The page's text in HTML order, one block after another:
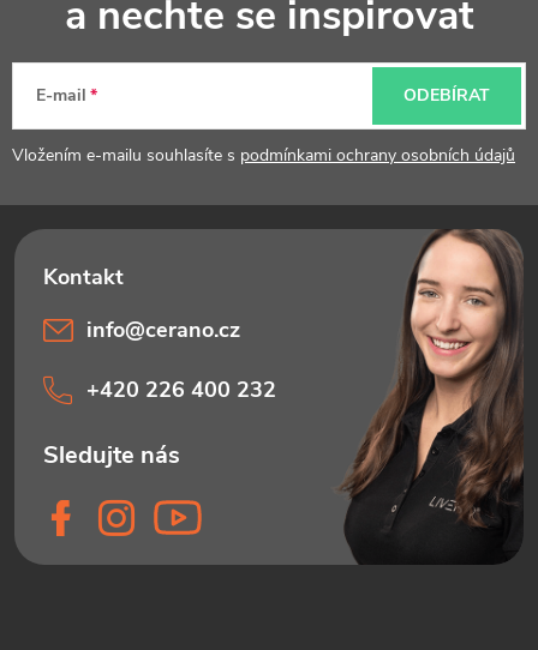
a
a nechte se inspirovat
E-mail
Vložením e-mailu souhlasíte s podmínkami ochrany osobních údajů
ODEBÍRAT
info@cerano.cz
+420 226 400 232